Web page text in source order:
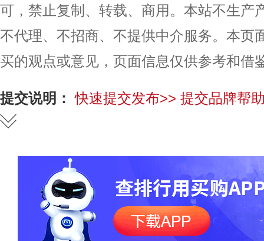
可，禁止复制、转载、商用。本站不生产
不代理、不招商、不提供中介服务。本页
买的观点或意见，页面信息仅供参考和借
提交说明： 快速提交发布>> 提交品牌帮